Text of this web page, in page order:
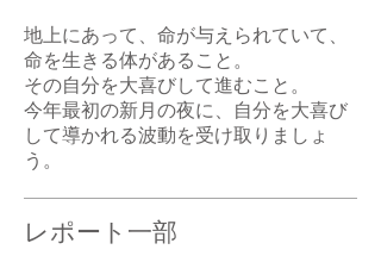
地上にあって、命が与えられていて、
命を生きる体があること。
その自分を大喜びして進むこと。
今年最初の新月の夜に、自分を大喜び
して導かれる波動を受け取りましょ
う。
レポート一部